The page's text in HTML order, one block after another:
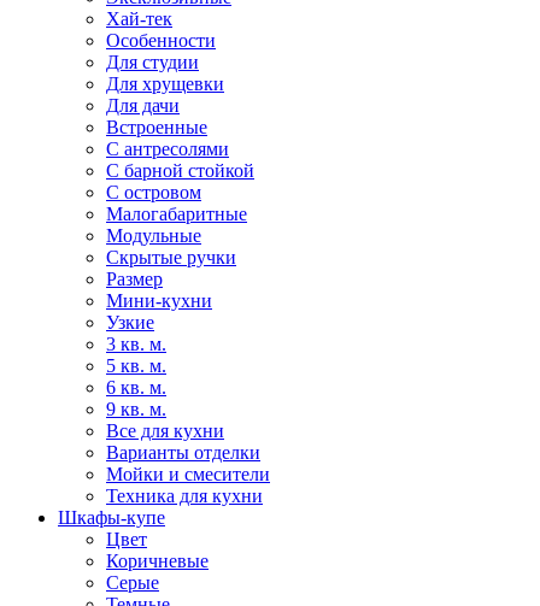
Хай-тек
Особенности
Для студии
Для хрущевки
Для дачи
Встроенные
С антресолями
С барной стойкой
С островом
Малогабаритные
Модульные
Скрытые ручки
Размер
Мини-кухни
Узкие
3 кв. м.
5 кв. м.
6 кв. м.
9 кв. м.
Все для кухни
Варианты отделки
Мойки и смесители
Техника для кухни
Шкафы-купе
Цвет
Коричневые
Серые